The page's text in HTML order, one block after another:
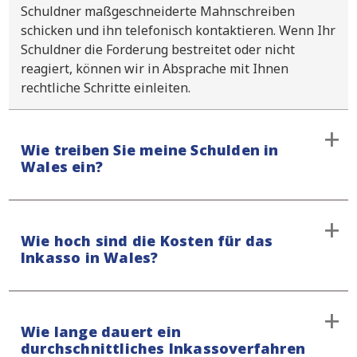
Schuldner maßgeschneiderte Mahnschreiben
schicken und ihn telefonisch kontaktieren. Wenn Ihr
Schuldner die Forderung bestreitet oder nicht
reagiert, können wir in Absprache mit Ihnen
rechtliche Schritte einleiten.
Wie treiben Sie meine Schulden in
Wales ein?
ersten Mahnschreiben und einem Telefonanruf
kontaktieren. Auf diese Weise vermeiden wir jede
Wie hoch sind die Kosten für das
Inkasso in Wales?
No-Cure-No-Pay-Basis, auch für die
Forderungsbeitreibung in Wales. Die Startgebühr
Wie lange dauert ein
durchschnittliches Inkassoverfahren